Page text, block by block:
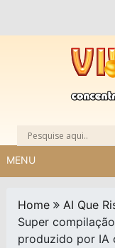
MENU
Home
AI Que
Super
produzido por IA